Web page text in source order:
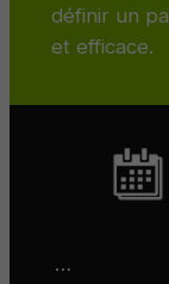
définir un
et efficace.
…